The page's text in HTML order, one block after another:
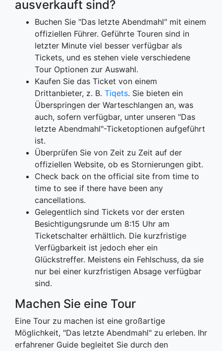
ausverkauft sind?
Buchen Sie "Das letzte Abendmahl" mit einem
offiziellen Führer. Geführte Touren sind in
letzter Minute viel besser verfügbar als
Tickets, und es stehen viele verschiedene
Tour Optionen zur Auswahl.
Kaufen Sie das Ticket von einem
Drittanbieter, z. B. Tiqets. Sie bieten ein
Überspringen der Warteschlangen an, was
auch, sofern verfügbar, unter unseren "Das
letzte Abendmahl"-Ticketoptionen aufgeführt
ist.
Überprüfen Sie von Zeit zu Zeit auf der
offiziellen Website, ob es Stornierungen gibt.
Check back on the official site from time to
time to see if there have been any
cancellations.
Gelegentlich sind Tickets vor der ersten
Besichtigungsrunde um 8:15 Uhr am
Ticketschalter erhältlich. Die kurzfristige
Verfügbarkeit ist jedoch eher ein
Glückstreffer. Meistens ein Fehlschuss, da sie
nur bei einer kurzfristigen Absage verfügbar
sind.
Machen Sie eine Tour
Eine Tour zu machen ist eine großartige
Möglichkeit, "Das letzte Abendmahl" zu erleben. Ihr
erfahrener Guide begleitet Sie durch den